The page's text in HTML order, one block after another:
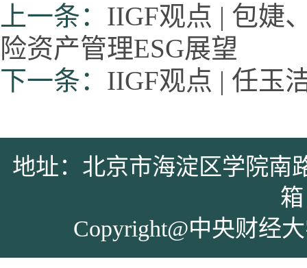
上一条： IIGF观点 | 包婕
险资产管理ESG展望
下一条： IIGF观点 | 任玉
地址：北京市海淀区学院南
Copyright@中央财经